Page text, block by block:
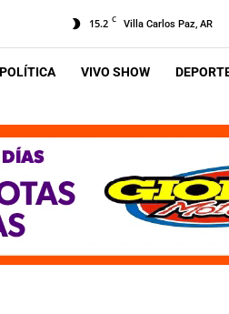
15.2 C Villa Carlos Paz, AR
POLÍTICA VIVO SHOW